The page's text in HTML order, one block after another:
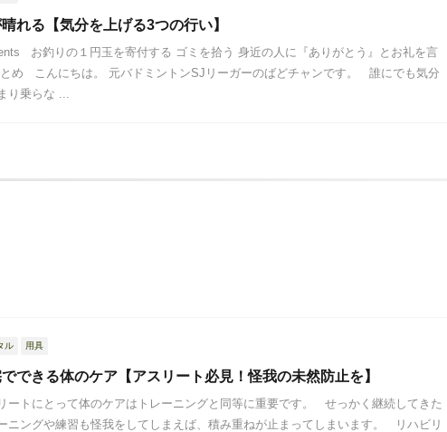
れる【気分を上げる3つの行い】
お釣りの１円玉を寄付する ゴミを拾う 身近の人に『ありがとう』とお礼を言
め こんにちは。 元バドミントンSJリーガーのばどチャンです。 誰にでも気分
り乗らな ...
ル 用具
でできる体のケア【アスリート必見！怪我の未然防止を】
ートにとって体のケアはトレーニングと同等に重要です。 せっかく継続してきた
ニングや練習も怪我をしてしまえば、積み重ねが止まってしまいます。 リハビリ